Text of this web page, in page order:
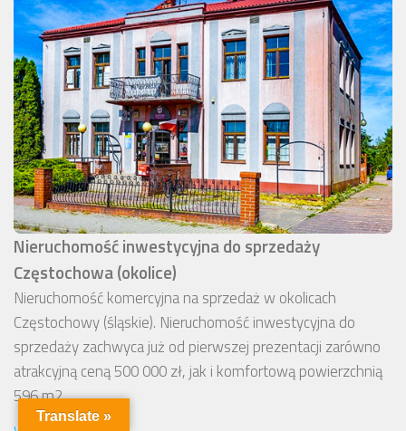
Nieruchomość inwestycyjna do sprzedaży
Częstochowa (okolice)
Nieruchomość komercyjna na sprzedaż w okolicach
Częstochowy (śląskie). Nieruchomość inwestycyjna do
sprzedaży zachwyca już od pierwszej prezentacji zarówno
atrakcyjną ceną 500 000 zł, jak i komfortową powierzchnią
596 m2.
Translate »